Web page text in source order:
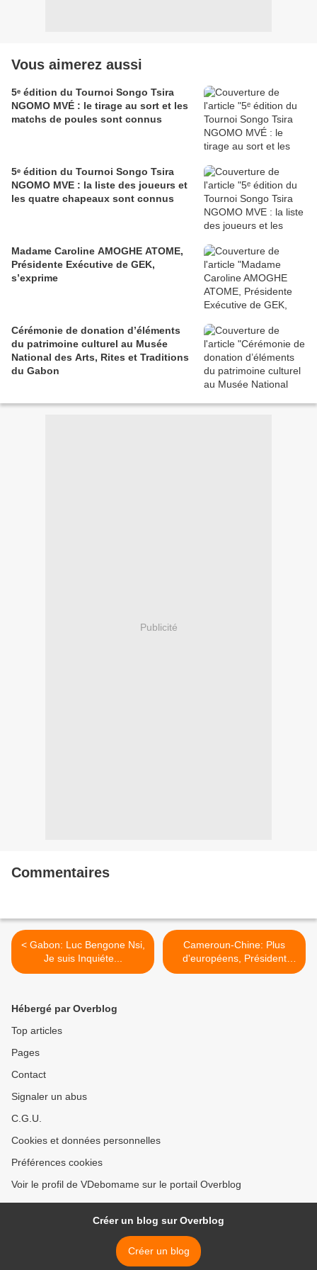
Vous aimerez aussi
5ᵉ édition du Tournoi Songo Tsira
NGOMO MVÉ : le tirage au sort et les
matchs de poules sont connus
5ᵉ édition du Tournoi Songo Tsira
NGOMO MVE : la liste des joueurs et
les quatre chapeaux sont connus
Madame Caroline AMOGHE ATOME,
Présidente Exécutive de GEK,
s’exprime
Cérémonie de donation d’éléments
du patrimoine culturel au Musée
National des Arts, Rites et Traditions
du Gabon
Publicité
Commentaires
< Gabon: Luc Bengone Nsi,
Je suis Inquiéte...
Cameroun-Chine: Plus
d'européens, Président
BIYA en Chine >
Hébergé par Overblog
Top articles
Pages
Contact
Signaler un abus
C.G.U.
Cookies et données personnelles
Préférences cookies
Voir le profil de VDebomame sur le portail Overblog
Créer un blog sur Overblog
Créer un blog